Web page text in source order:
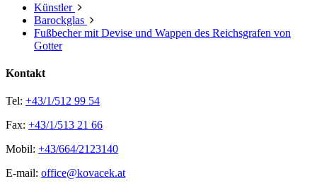
Künstler
Barockglas
Fußbecher mit Devise und Wappen des Reichsgrafen von
Gotter
Kontakt
Tel: +43/1/512 99 54
Fax: +43/1/513 21 66
Mobil: +43/664/2123140
E-mail: office@kovacek.at